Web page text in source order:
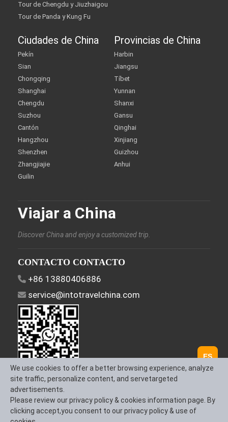
Tour de Chengdu y Jiuzhaigou
Tour de Panda y Kung Fu
Ciudades de China
Pekín
Sian
Chongqing
Shanghai
Chengdu
Suzhou
Cantón
Hangzhou
Shenzhen
Zhangjiajie
Guilin
Provincias de China
Harbin
Jiangsu
Tíbet
Yunnan
Shanxi
Gansu
Qinghai
Xinjiang
Guizhou
Anhui
Viajar a China
Discover China and enjoy a customized trip.
CONTACTO CONTACTO
+86 13880406886
service@intotravelchina.com
Síguenos
ES
We use cookies to offer a better browsing experience, analyze
site traffic, personalize content, and servetargeted
advertisements.
Please review our privacy policy & cookies information page. By
clicking accept,you consent to our privacy policy & use of